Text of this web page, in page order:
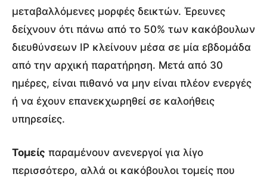
μεταβαλλόμενες μορφές δεικτών. Έρευνες
δείχνουν ότι πάνω από το 50% των κακόβουλων
διευθύνσεων IP κλείνουν μέσα σε μία εβδομάδα
από την αρχική παρατήρηση. Μετά από 30
ημέρες, είναι πιθανό να μην είναι πλέον ενεργές
ή να έχουν επανεκχωρηθεί σε καλοήθεις
υπηρεσίες.
Τομείς παραμένουν ανενεργοί για λίγο
περισσότερο, αλλά οι κακόβουλοι τομείς που